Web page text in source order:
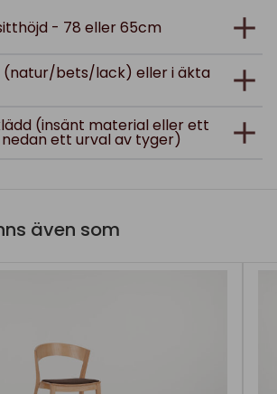
- 78 eller 65cm
(natur/bets/lack) eller i äkta
(insänt material eller ett
ett urval av tyger)
även som